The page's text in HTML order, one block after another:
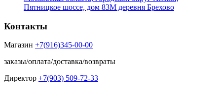
Пятницкое шоссе, дом 83М деревня Брехово
Контакты
Магазин +7(916)345-00-00
заказы/оплата/доставка/возвраты
Директор +7(903) 509-72-33